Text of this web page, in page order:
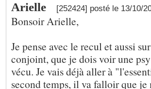
Arielle [252424] posté le 13/10/
Bonsoir Arielle,
Je pense avec le recul et aussi
conjoint, que je dois voir une
vécu. Je vais déjà aller à
second temps, il va falloir que